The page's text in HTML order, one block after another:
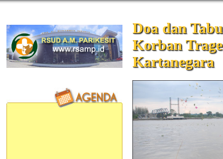
Doa dan
Korban
Kartanegara